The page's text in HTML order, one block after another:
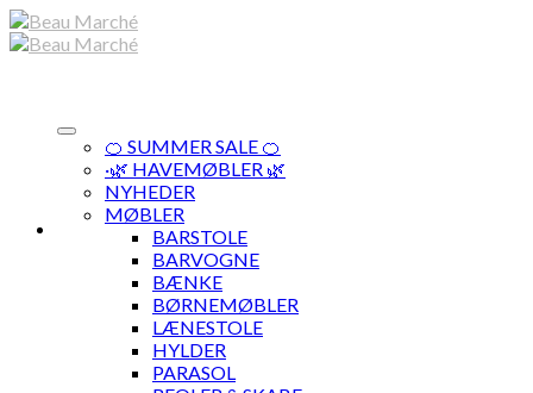
Skip
to
🍊 SUMMER SALE 🍊
·🌿 HAVEMØBLER 🌿
NYHEDER
MØBLER
BARSTOLE
BARVOGNE
BÆNKE
BØRNEMØBLER
LÆNESTOLE
HYLDER
PARASOL